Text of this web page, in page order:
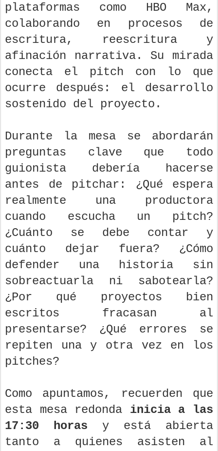
plataformas como HBO Max,
colaborando en procesos de
escritura, reescritura y
afinación narrativa. Su mirada
conecta el pitch con lo que
ocurre después: el desarrollo
sostenido del proyecto.
Durante la mesa se abordarán
preguntas clave que todo
guionista debería hacerse
antes de pitchar: ¿Qué espera
realmente una productora
cuando escucha un pitch?
¿Cuánto se debe contar y
cuánto dejar fuera? ¿Cómo
defender una historia sin
sobreactuarla ni sabotearla?
¿Por qué proyectos bien
escritos fracasan al
presentarse? ¿Qué errores se
repiten una y otra vez en los
pitches?
Como apuntamos, recuerden que
esta mesa redonda inicia a las
17:30 horas y está abierta
tanto a quienes asisten al